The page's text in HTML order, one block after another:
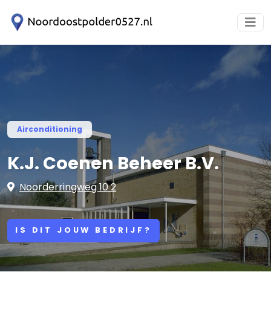
Airconditioning
K.J. Coenen Beheer B.V.
Noorderringweg 10 2
IS DIT JOUW BEDRIJF?